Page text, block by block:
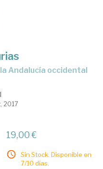
2017
19,00 €
Sin Stock. Disponible en
7/10 días.